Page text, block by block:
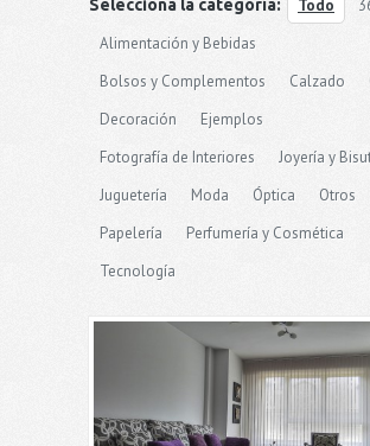
Selecciona la categoría: Todo
Alimentación y Bebidas
Bolsos y Complementos
Calzado
Decoración
Ejemplos
Fotografía de Interiores
Joyería y
Juguetería
Moda Óptica
Otros
Papelería
Perfumería y Cosmética
Tecnología